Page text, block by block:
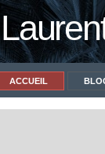
ACCUEIL